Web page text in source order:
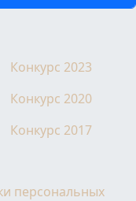
Конкурс 2023
Конкурс 2020
Конкурс 2017
персональных